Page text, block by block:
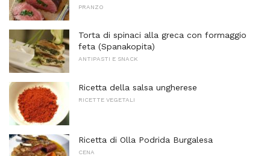
PRANZO
Torta di spinaci alla greca con formaggio
feta (Spanakopita)
ANTIPASTI E SNACK
Ricetta della salsa ungherese
RICETTE VEGETALI
Ricetta di Olla Podrida Burgalesa
CENA